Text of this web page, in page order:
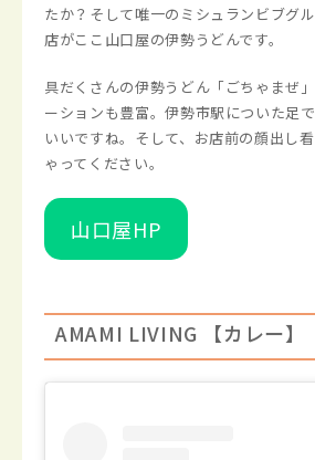
たか？そして唯一のミシュランビブグ
店がここ山口屋の伊勢うどんです。
具だくさんの伊勢うどん「ごちゃまぜ
ーションも豊富。伊勢市駅についた足
いいですね。そして、お店前の顔出し
ゃってください。
山口屋HP
AMAMI LIVING 【カレー】